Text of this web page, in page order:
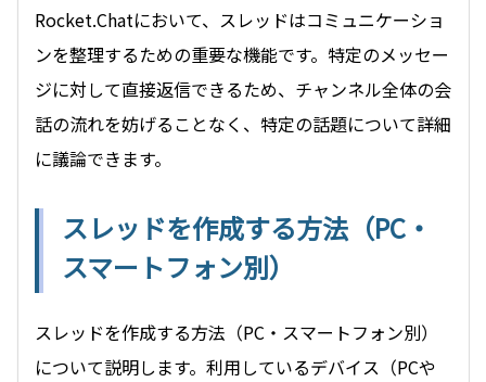
Rocket.Chatにおいて、スレッドはコミュニケーショ
ンを整理するための重要な機能です。特定のメッセー
ジに対して直接返信できるため、チャンネル全体の会
話の流れを妨げることなく、特定の話題について詳細
に議論できます。
スレッドを作成する方法（PC・
スマートフォン別）
スレッドを作成する方法（PC・スマートフォン別）
について説明します。利用しているデバイス（PCや